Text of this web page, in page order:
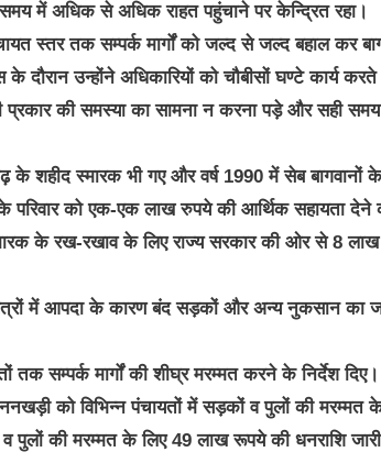
में अधिक से अधिक राहत पहुंचाने पर केन्द्रित रहा।
स्तर तक सम्पर्क मार्गों को जल्द से जल्द बहाल कर
उन्होंने अधिकारियों को चौबीसों घण्टे कार्य करते
की समस्या का सामना न करना पड़े और सही
के शहीद स्मारक भी गए और वर्ष 1990 में सेब बागवानों के
के परिवार को एक-एक लाख रुपये की आर्थिक सहायता देने
के रख-रखाव के लिए राज्य सरकार की ओर से 8
में आपदा के कारण बंद सड़कों और अन्य नुकसान का
सम्पर्क मार्गों की शीघ्र मरम्मत करने के निर्देश दिए।
को विभिन्न पंचायतों में सड़कों व पुलों की मरम्मत
पुलों की मरम्मत के लिए 49 लाख रूपये की धनराशि